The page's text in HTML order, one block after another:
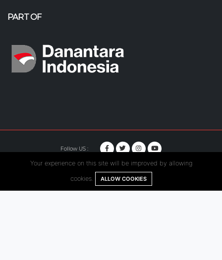
PART OF
Follow US :
© Copyright 2020. Hutama Karya All Rights Reserved.
Your experience on this site will be improved by allowing
cookies. ALLOW COOKIES